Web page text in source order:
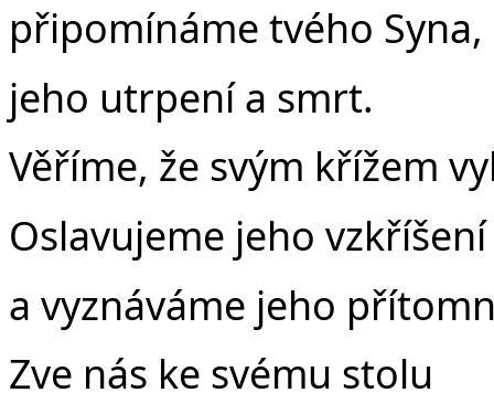
připomínáme tvého Syna,
jeho utrpení a smrt.
Věříme, že svým křížem
Oslavujeme jeho
a vyznáváme jeho
Zve nás ke svému stolu